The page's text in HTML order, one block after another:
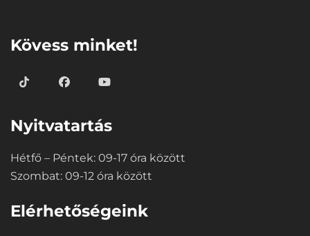
Kövess minket!
Nyitvatartás
Hétfő – Péntek: 09-17 óra között
Szombat: 09-12 óra között
Elérhetőségeink